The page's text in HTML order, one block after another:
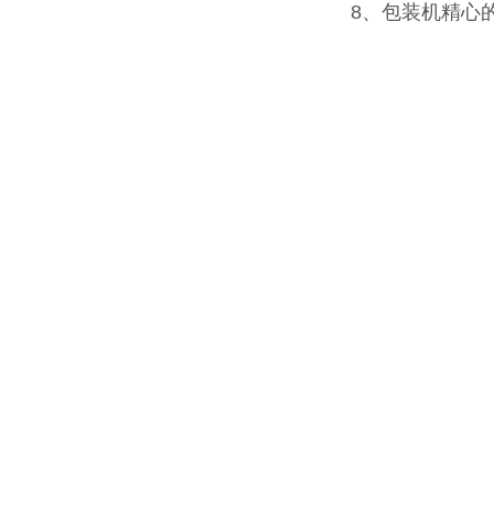
8、包装机精心